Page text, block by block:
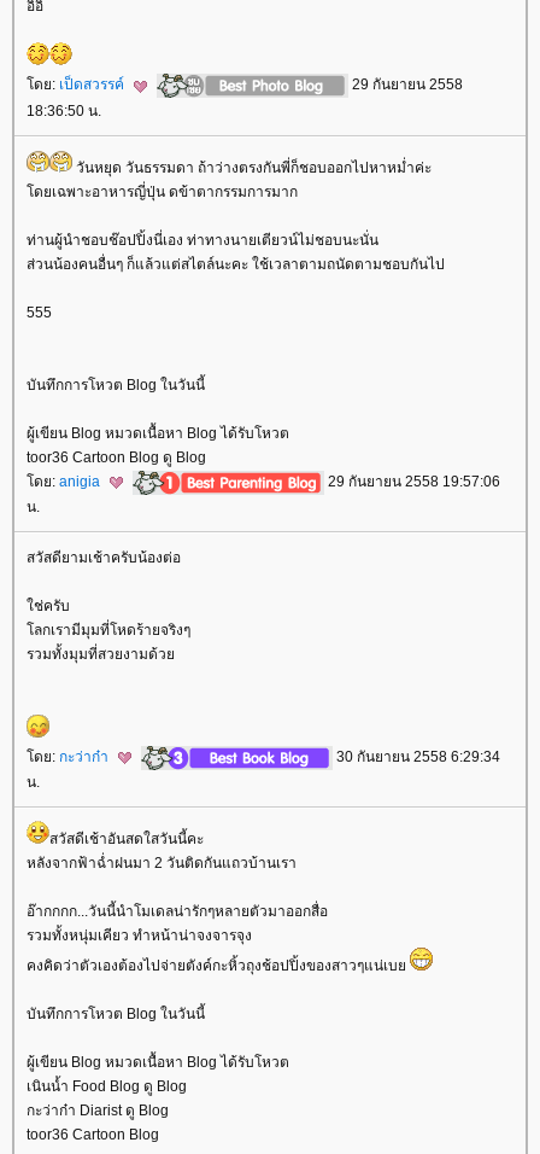
อิอิ
ดย: เป็ดสวรรค์
29 กันยายน 2558
18:36:50 น.
วันหยุด วันธรรมดา ถ้าว่างตรงกันพี่ก็ชอบออกไปหาหม่ำค่ะ
ดยเฉพาะอาหารญี่ปุ่น ดข้าตากรรมการมาก
ท่านผู้นำชอบช๊อปปิ้งนี่เอง ท่าทางนายเตียวน์ไม่ชอบนะนั่น
ส่วนน้องคนอื่นๆ ก็แล้วแต่สไตล์นะคะ ใช้เวลาตามถนัดตามชอบกันไป
555
บันทึกการโหวต Blog ในวันนี้
ผู้เขียน Blog หมวดเนื้อหา Blog ได้รับโหวต
toor36 Cartoon Blog ดู Blog
ดย: anigia
29 กันยายน 2558 19:57:06
น.
สวัสดียามเช้าครับน้องต่อ
ช่ครับ
ลกเรามีมุมที่โหดร้ายจริงๆ
รวมทั้งมุมที่สวยงามด้ว
ดย: กะว่าก๋า
30 กันยายน 2558 6:29:34
น.
สวัสดีเช้าอันสดใสวันนี้คะ
หลังจากฟ้าฉ่ำฝนมา 2 วันติดกันแถวบ้านเรา
อ๊ากกกก...วันนี้นำโมเดลน่ารักๆหลายตัวมาออกสื่อ
รวมทั้งหนุ่มเคียว ทำหน้าน่าจงจารจุง
คงคิดว่าตัวเองต้องไปจ่ายตังค์กะหิ้วถุงช้อปปิ้งของสาวๆแน่เบ
บันทึกการโหวต Blog ในวันนี้
ผู้เขียน Blog หมวดเนื้อหา Blog ได้รับโหวต
เนินน้ำ Food Blog ดู Blog
กะว่าก๋า Diarist ดู Blog
toor36 Cartoon Blog